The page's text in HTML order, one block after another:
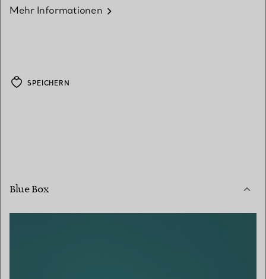
Mehr Informationen
SPEICHERN
Blue Box